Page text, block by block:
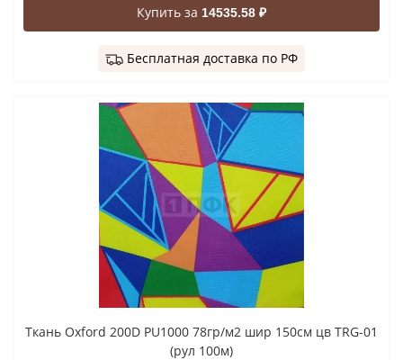
Купить за 14535.58 ₽
Бесплатная доставка по РФ
Ткань Oxford 200D PU1000 78гр/м2 шир 150см цв TRG-01
(рул 100м)